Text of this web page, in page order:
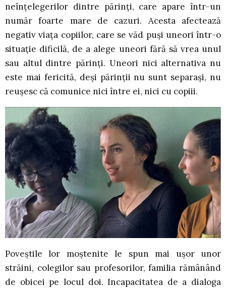
neînțelegerilor dintre părinți, care apare într-un
număr foarte mare de cazuri. Acesta afectează
negativ viața copiilor, care se văd puși uneori într-o
situație dificilă, de a alege uneori fără să vrea unul
sau altul dintre părinți. Uneori nici alternativa nu
este mai fericită, deși părinții nu sunt separași, nu
reușesc că comunice nici între ei, nici cu copiii.
Poveștile lor moștenite le spun mai ușor unor
străini, colegilor sau profesorilor, familia rămânând
de obicei pe locul doi. Incapacitatea de a dialoga